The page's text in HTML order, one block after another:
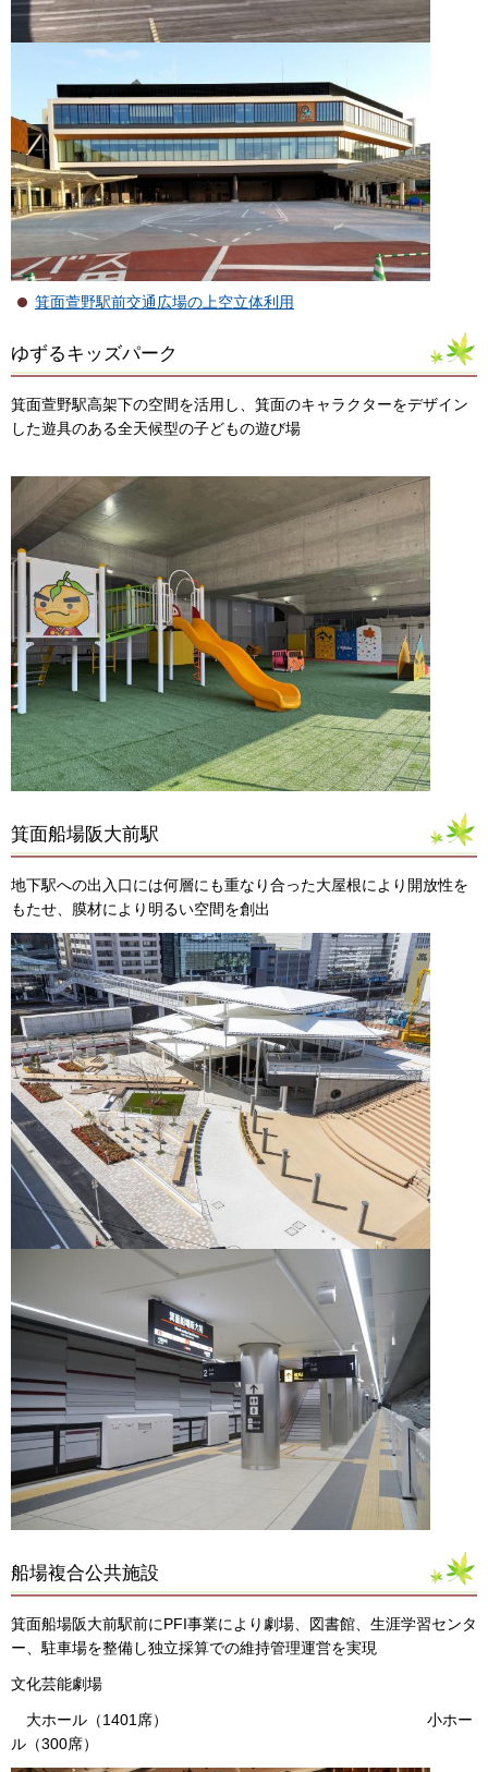
箕面萱野駅前交通広場の上空立体利用
ゆずるキッズパーク
箕面萱野駅高架下の空間を活用し、箕面のキャラクターをデザイン
した遊具のある全天候型の子どもの遊び場
箕面船場阪大前駅
地下駅への出入口には何層にも重なり合った大屋根により開放性を
もたせ、膜材により明るい空間を創出
船場複合公共施設
箕面船場阪大前駅前にPFI事業により劇場、図書館、生涯学習センタ
ー、駐車場を整備し独立採算での維持管理運営を実現
文化芸能劇場
大ホール（1401席） 小ホー
ル（300席）